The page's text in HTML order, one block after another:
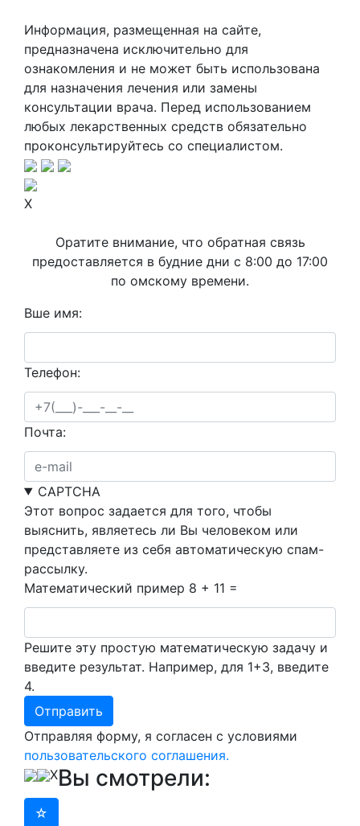
Информация, размещенная на сайте,
предназначена исключительно для
ознакомления и не может быть использована
для назначения лечения или замены
консультации врача. Перед использованием
любых лекарственных средств обязательно
проконсультируйтесь со специалистом.
X
Оратите внимание, что обратная связь
предоставляется в будние дни с 8:00 до 17:00
по омскому времени.
Вше имя:
Телефон:
Почта:
CAPTCHA
Этот вопрос задается для того, чтобы
выяснить, являетесь ли Вы человеком или
представляете из себя автоматическую спам-
рассылку.
Математический пример 8 + 11 =
Решите эту простую математическую задачу и
введите результат. Например, для 1+3, введите
4.
Отправляя форму, я согласен с условиями
пользовательского соглашения.
XВы смотрели: